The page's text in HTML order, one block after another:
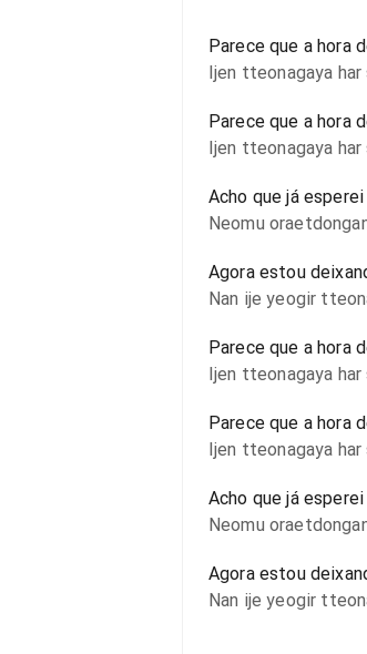
Parece que a hora
Ijen tteonagaya
Parece que a hora
Ijen tteonagaya
Acho que já
Neomu
Agora estou
Nan ije yeogir
Parece que a hora
Ijen tteonagaya
Parece que a hora
Ijen tteonagaya
Acho que já
Neomu
Agora estou
Nan ije yeogir